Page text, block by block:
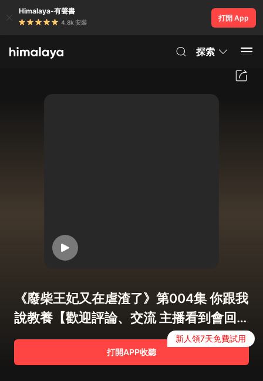
Himalaya-有聲書
4.8k 安裝
打開 App
探索
《廢柴王妃又在虐渣了》第004集 你跟我
說教養【歡迎評論、交流 主播看到會回
復】
打開APP收聽
新人領7天免費試用